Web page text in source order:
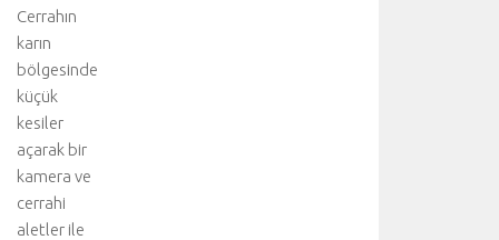
Cerrahın
karın
bölgesinde
küçük
kesiler
açarak bir
kamera ve
cerrahi
aletler ile